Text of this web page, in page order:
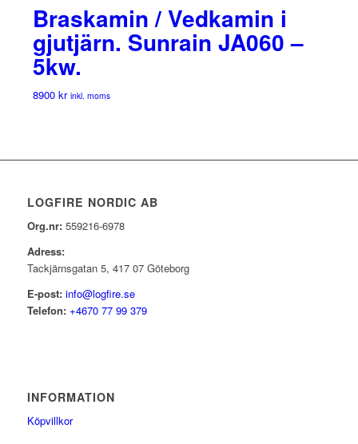
Braskamin / Vedkamin i
gjutjärn. Sunrain JA060 –
5kw.
8900 kr inkl. moms
LOGFIRE NORDIC AB
Org.nr:559216-6978
Adress:
Tackjärnsgatan 5, 417 07 Göteborg
E-post: info@logfire.se
Telefon: +4670 77 99 379
INFORMATION
Köpvillkor